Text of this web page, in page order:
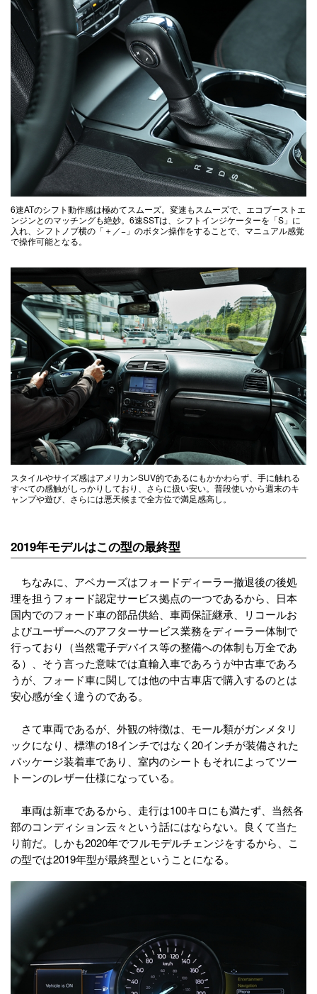
6速ATのシフト動作感は極めてスムーズ。変速もスムーズで、エコブーストエ
ンジンとのマッチングも絶妙。6速SSTは、シフトインジケーターを「S」に
入れ、シフトノブ横の「＋／−」のボタン操作をすることで、マニュアル感覚
で操作可能となる。
スタイルやサイズ感はアメリカンSUV的であるにもかかわらず、手に触れる
すべての感触がしっかりしており、さらに扱い安い。普段使いから週末のキ
ャンプや遊び、さらには悪天候まで全方位で満足感高し。
2019年モデルはこの型の最終型
ちなみに、アベカーズはフォードディーラー撤退後の後処
理を担うフォード認定サービス拠点の一つであるから、日本
国内でのフォード車の部品供給、車両保証継承、リコールお
よびユーザーへのアフターサービス業務をディーラー体制で
行っており（当然電子デバイス等の整備への体制も万全であ
る）、そう言った意味では直輸入車であろうが中古車であろ
うが、フォード車に関しては他の中古車店で購入するのとは
安心感が全く違うのである。
さて車両であるが、外観の特徴は、モール類がガンメタリ
ックになり、標準の18インチではなく20インチが装備された
パッケージ装着車であり、室内のシートもそれによってツー
トーンのレザー仕様になっている。
車両は新車であるから、走行は100キロにも満たず、当然各
部のコンディション云々という話にはならない。良くて当た
り前だ。しかも2020年でフルモデルチェンジをするから、こ
の型では2019年型が最終型ということになる。